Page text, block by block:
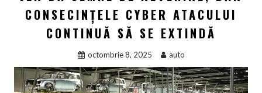
CONSECINȚELE CYBER ATACULUI
CONTINUĂ SĂ SE EXTINDĂ
octombrie 8, 2025 auto